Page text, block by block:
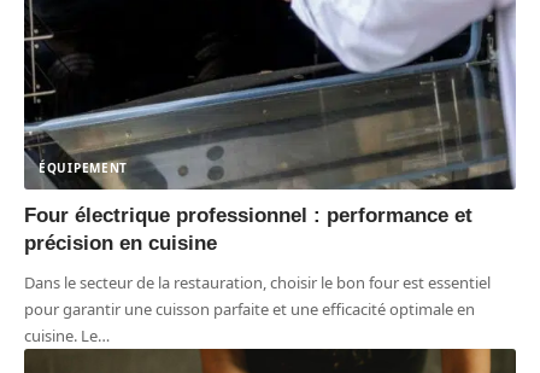
ÉQUIPEMENT
Four électrique professionnel : performance et
précision en cuisine
Dans le secteur de la restauration, choisir le bon four est essentiel
pour garantir une cuisson parfaite et une efficacité optimale en
cuisine. Le…